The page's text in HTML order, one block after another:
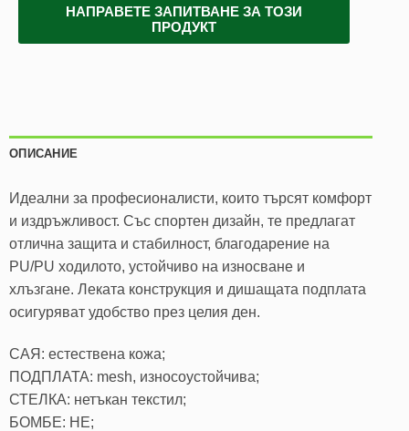
НАПРАВЕТЕ ЗАПИТВАНЕ ЗА ТОЗИ
ПРОДУКТ
ОПИСАНИЕ
Идеални за професионалисти, които търсят комфорт
и издръжливост. Със спортен дизайн, те предлагат
отлична защита и стабилност, благодарение на
PU/PU ходилото, устойчиво на износване и
хлъзгане. Леката конструкция и дишащата подплата
осигуряват удобство през целия ден.
САЯ: естествена кожа;
ПОДПЛАТА: mesh, износоустойчива;
СТЕЛКА: нетъкан текстил;
БОМБЕ: НЕ;